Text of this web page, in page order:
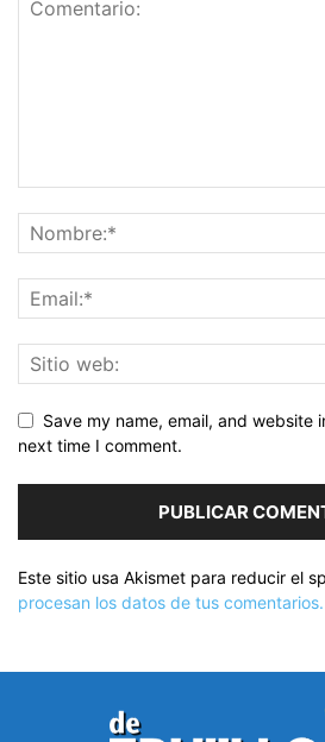
Save my name, email, and website
next time I comment.
Este sitio usa Akismet para reducir el
procesan los datos de tus comentarios.